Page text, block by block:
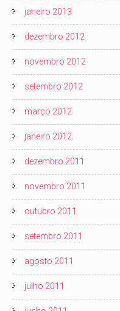
janeiro 2013
dezembro 2012
novembro 2012
setembro 2012
março 2012
janeiro 2012
dezembro 2011
novembro 2011
outubro 2011
setembro 2011
agosto 2011
julho 2011